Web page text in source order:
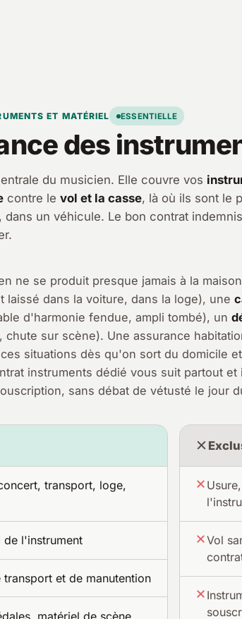
ET MATÉRIEL ESSENTIELLE
des
du musicien. Elle couvre vos
contre le vol et la casse, là où ils sont le
dans un véhicule. Le bon contrat
ne se produit presque jamais à la
laissé dans la voiture, dans la loge), une
d'harmonie fendue, ampli tombé), un
chute sur scène). Une assurance
situations dès qu'on sort du domicile
instruments dédié vous suit partout et
sans débat de vétusté le jour
transport, loge,
de l'instrument
et de manutention
matériel de scène
Vol